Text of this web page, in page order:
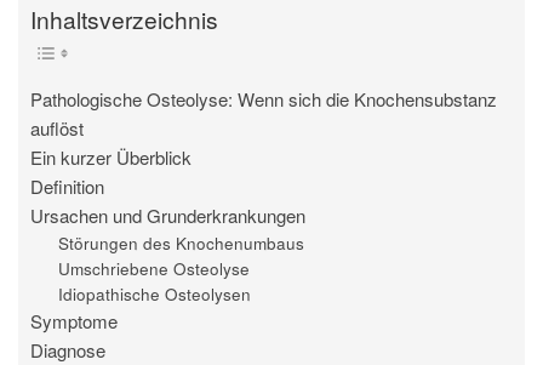
Inhaltsverzeichnis
Pathologische Osteolyse: Wenn sich die Knochensubstanz
auflöst
Ein kurzer Überblick
Definition
Ursachen und Grunderkrankungen
Störungen des Knochenumbaus
Umschriebene Osteolyse
Idiopathische Osteolysen
Symptome
Diagnose